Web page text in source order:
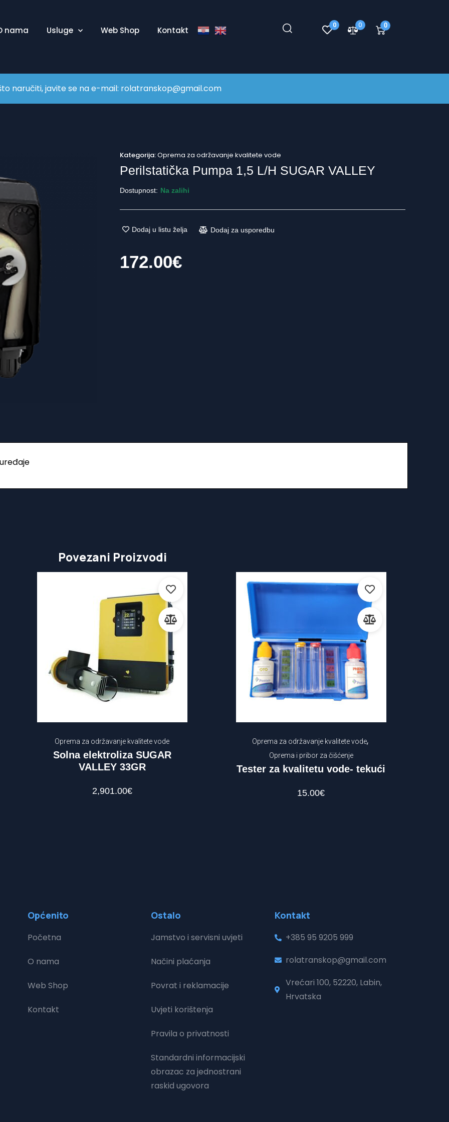
nama Usluge Web Shop Kontakt 0 0 0
naručiti, javite se na e-mail: rolatranskop@gmail.com
Kategorija:Oprema za održavanje kvalitete vode
Perilstatička Pumpa 1,5 L/h SUGAR VALLEY
Dostupnost: Na zalihi
Dodaj u listu želja Dodaj za usporedbu
172.00€
Povezani Proizvodi
Oprema za održavanje kvalitete vode
Solna elektroliza SUGAR
VALLEY 33GR
2,901.00€
Oprema za održavanje kvalitete vode,
Oprema i pribor za čišćenje
Tester za kvalitetu vode- tekući
15.00€
Općenito
Početna
O nama
Web Shop
Kontakt
Ostalo
Jamstvo i servisni uvjeti
Načini plaćanja
Povrat i reklamacije
Uvjeti korištenja
Pravila o privatnosti
Standardni informacijski
obrazac za jednostrani
raskid ugovora
Kontakt
+385 95 9205 999
rolatranskop@gmail.com
Vrećari 100, 52220, Labin,
Hrvatska